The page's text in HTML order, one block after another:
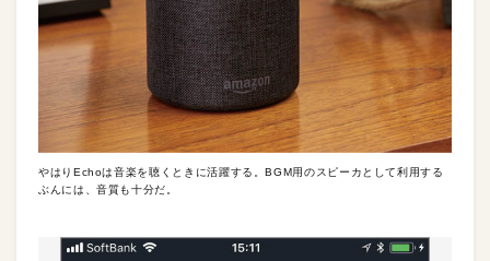
やはりEchoは音楽を聴くときに活躍する。BGM用のスピーカとして利用する
ぶんには、音質も十分だ。